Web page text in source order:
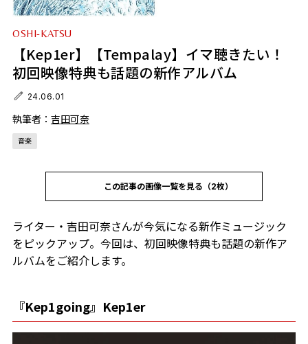
OSHI-KATSU
【Kep1er】【Tempalay】イマ聴きたい！
初回映像特典も話題の新作アルバム
24.06.01
執筆者： 吉田可奈
音楽
この記事の画像一覧を見る（2枚）
ライター・吉田可奈さんが今気になる新作ミュージック
をピックアップ。今回は、初回映像特典も話題の新作ア
ルバムをご紹介します。
『Kep1going』Kep1er